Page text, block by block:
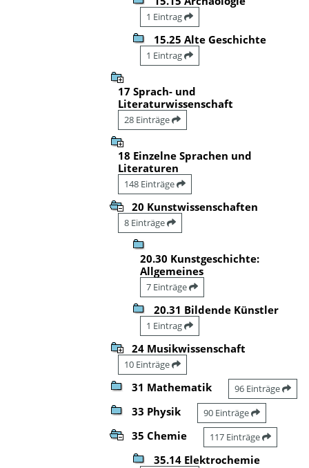
1 Eintrag
15.25 Alte Geschichte
1 Eintrag
17 Sprach- und
Literaturwissenschaft
28 Einträge
18 Einzelne Sprachen und
Literaturen
148 Einträge
20 Kunstwissenschaften
8 Einträge
20.30 Kunstgeschichte:
Allgemeines
7 Einträge
20.31 Bildende Künstler
1 Eintrag
24 Musikwissenschaft
10 Einträge
31 Mathematik 96 Einträge
33 Physik 90 Einträge
35 Chemie 117 Einträge
35.14 Elektrochemie